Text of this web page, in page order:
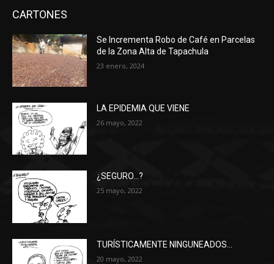
CARTONES
Se Incrementa Robo de Café en Parcelas
de la Zona Alta de Tapachula
23 enero, 2024
LA EPIDEMIA QUE VIENE
26 mayo, 2022
¿SEGURO…?
25 mayo, 2022
TURÍSTICAMENTE NINGUNEADOS…
20 mayo, 2022